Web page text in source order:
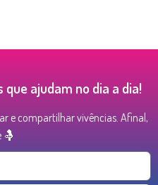
ajudam no dia a dia!
e compartilhar vivências. Afinal,
🤱